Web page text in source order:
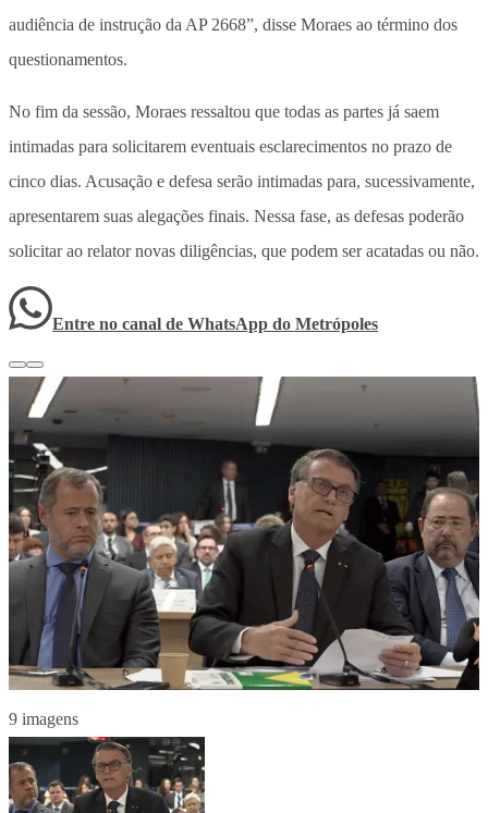
audiência de instrução da AP 2668”, disse Moraes ao término dos
questionamentos.
No fim da sessão, Moraes ressaltou que todas as partes já saem
intimadas para solicitarem eventuais esclarecimentos no prazo de
cinco dias. Acusação e defesa serão intimadas para, sucessivamente,
apresentarem suas alegações finais. Nessa fase, as defesas poderão
solicitar ao relator novas diligências, que podem ser acatadas ou não.
Entre no canal de WhatsApp do Metrópoles
9 imagens